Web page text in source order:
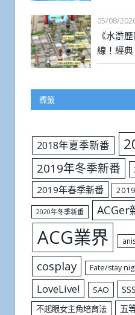
05/08/
《水滸
線！經
標籤
2018年夏季新番
2019年冬季新番
2019年春季新番
2020年冬季新番 ACGer
ACG業界
cosplay Fate/stay
LoveLive! SAO
不起眼女主角培育法 五